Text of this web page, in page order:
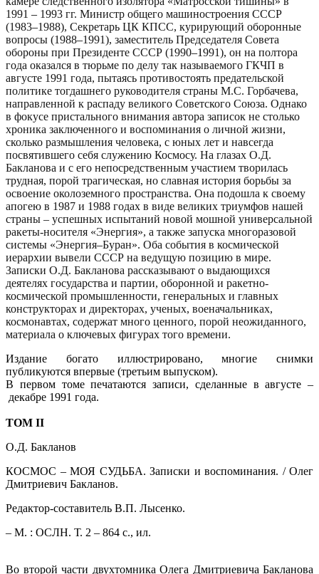
1991 – 1993 гг. Министр общего машиностроения СССР
(1983–1988), Секретарь ЦК КПСС, курирующий оборонные
вопросы (1988–1991), заместитель Председателя Совета
обороны при Президенте СССР (1990–1991), он на полтора
года оказался в тюрьме по делу так называемого ГКЧП в
августе 1991 года, пытаясь противостоять предательской
политике тогдашнего руководителя страны М.С. Горбачева,
направленной к распаду великого Советского Союза. Однако
в фокусе пристального внимания автора записок не столько
хроника заключенного и воспоминания о личной жизни,
сколько размышления человека, с юных лет и навсегда
посвятившего себя служению Космосу. На глазах О.Д.
Бакланова и с его непосредственным участием творилась
трудная, порой трагическая, но славная история борьбы за
освоение околоземного пространства. Она подошла к своему
апогею в 1987 и 1988 годах в виде великих триумфов нашей
страны – успешных испытаний новой мошной универсальной
ракеты-носителя «Энергия», а также запуска многоразовой
системы «Энергия–Буран». Оба события в космической
иерархии вывели СССР на ведущую позицию в мире.
Записки О.Д. Бакланова рассказывают о выдающихся
деятелях государства и партии, оборонной и ракетно-
космической промышленности, генеральных и главных
конструкторах и директорах, ученых, военачальниках,
космонавтах, содержат много ценного, порой неожиданного,
материала о ключевых фигурах того времени.
Издание богато иллюстрировано, многие снимки
публикуются впервые (третьим выпуском).
В первом томе печатаются записи, сделанные в августе –
декабре 1991 года.
ТОМ II
О.Д. Бакланов
КОСМОС – МОЯ СУДЬБА. Записки и воспоминания. / Олег
Дмитриевич Бакланов.
Редактор-составитель В.П. Лысенко.
– М. : ОСЛН. Т. 2 – 864 с., ил.
Во второй части двухтомника Олега Дмитриевича Бакланова